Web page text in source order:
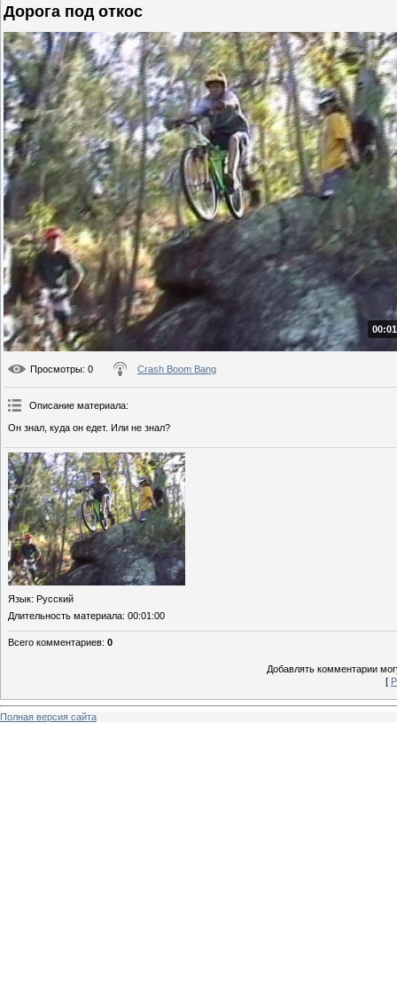
Дорога под откос
Просмотры: 0 Crash Boom Bang
Описание материала:
Он знал, куда он едет. Или не знал?
Язык: Русский
Длительность материала: 00:01:00
Всего комментариев: 0
Добавлять комментарии
[
Полная версия сайта